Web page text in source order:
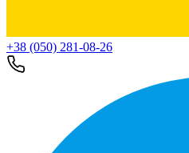
+38 (050) 281-08-26